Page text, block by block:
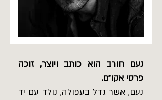
נעם חורב הוא כותב ויוצר, זוכה
פרסי אקו"ם.
נעם, אשר גדל בעפולה, נולד עם יד